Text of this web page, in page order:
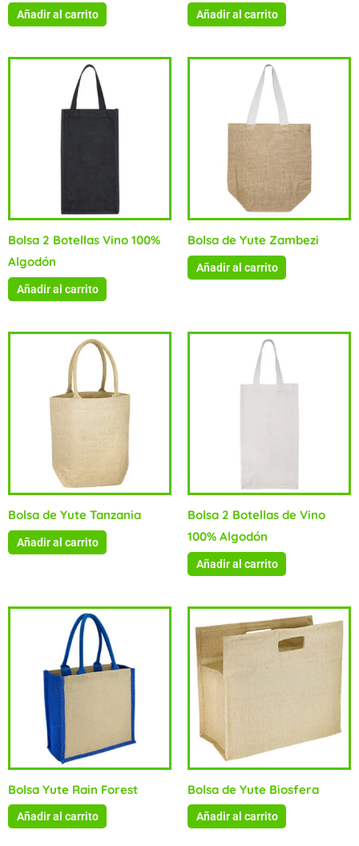
Añadir al carrito Añadir al carrito
Bolsa 2 Botellas Vino 100%
Algodón
Añadir al carrito
Bolsa de Yute Zambezi
Añadir al carrito
Bolsa de Yute Tanzania
Añadir al carrito
Bolsa 2 Botellas de Vino
100% Algodón
Añadir al carrito
Bolsa Yute Rain Forest
Añadir al carrito
Bolsa de Yute Biosfera
Añadir al carrito